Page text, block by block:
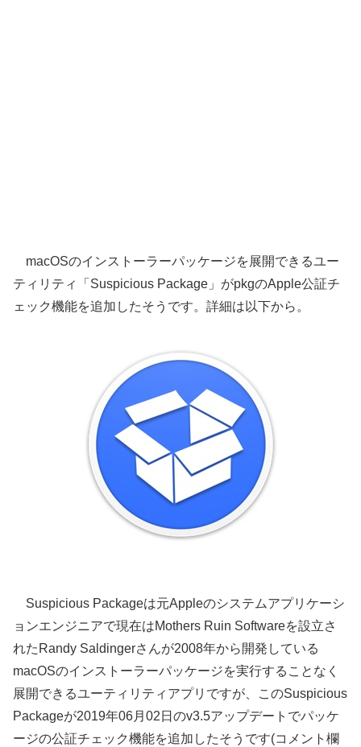
macOSのインストーラーパッケージを展開できるユー
ティリティ「Suspicious Package」がpkgのApple公証チ
ェック機能を追加したそうです。詳細は以下から。
Suspicious Packageは元Appleのシステムアプリケーシ
ョンエンジニアで現在はMothers Ruin Softwareを設立さ
れたRandy Saldingerさんが2008年から開発している
macOSのインストーラーパッケージを実行することなく
展開できるユーティリティアプリですが、このSuspicious
Packageが2019年06月02日のv3.5アップデートでパッケ
ージの公証チェック機能を追加したそうです(コメント欄